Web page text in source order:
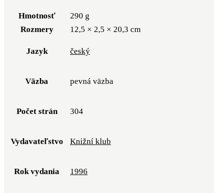
Hmotnosť
290 g
Rozmery
12,5 × 2,5 × 20,3 cm
Jazyk český
Väzba pevná väzba
Počet strán 304
Vydavateľstvo Knižní klub
Rok vydania 1996